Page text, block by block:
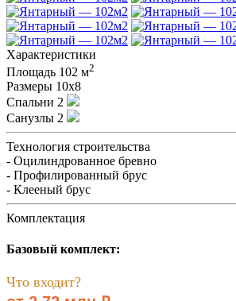
Характеристики
Площадь 102 м2
Размеры 10х8
Спальни 2
Санузлы 2
Технология строительства
- Оцилиндрованное бревно
- Профилированный брус
- Клееный брус
Комплектация
Базовый комплект:
Что входит?